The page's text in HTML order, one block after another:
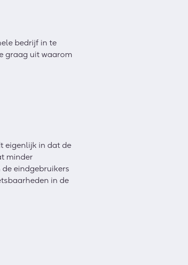
bedrijf in te
graag uit waarom
eigenlijk in dat de
minder
eindgebruikers
in de